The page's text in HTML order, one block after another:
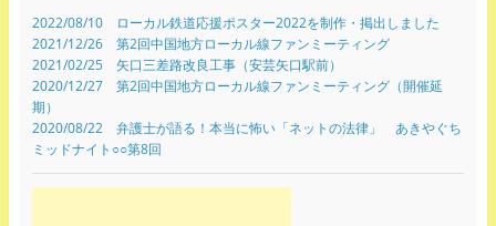
2022/08/10 ローカル鉄道応援ポスター2022を制作・掲出しました
2021/12/26 第2回中国地方ローカル線ファンミーティング
2021/02/25 矢口三差路改良工事（安芸矢口駅前）
2020/12/27 第2回中国地方ローカル線ファンミーティング（開催延
期）
2020/08/22 弁護士が語る！本当に怖い「ネットの法律」 あきやぐち
ミッドナイト○○第8回